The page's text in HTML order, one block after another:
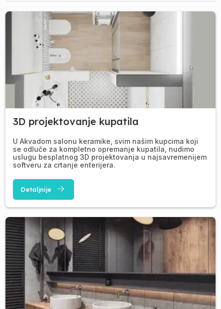
3D projektovanje kupatila
U Akvadom salonu keramike, svim našim kupcima koji
se odluče za kompletno opremanje kupatila, nudimo
uslugu besplatnog 3D projektovanja u najsavremenijem
softveru za crtanje enterijera.
Detaljnije